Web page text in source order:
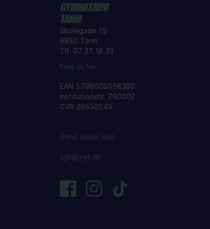
GYMNASIUM
TARM
Skolegade 15
6880 Tarm
Tlf. 97 37 18 33
Find os her
EAN 5798000558380
Institutionsnr. 760002
CVR 29550549
Send sikker mail
vgt@vgt.dk